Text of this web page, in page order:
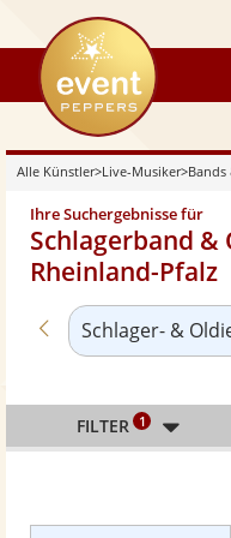
eventpeppers
Alle Künstler>Live-Musiker>Bands
Ihre Suchergebnisse für
Schlagerband
Rheinland-Pfalz
Zurück zu «Bands
Schlager- &
FILTER 1